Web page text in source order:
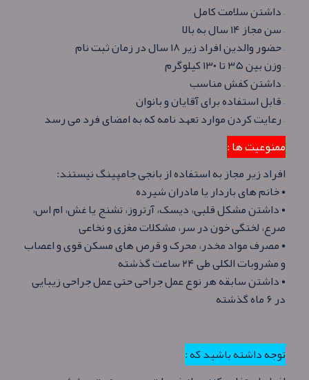
– داشتن سلامت کامل
– سن مجاز ۱۴ سال به بالا
– حضور والدین افراد زیر ۱۸ سال در زمان ثبت نام
– وزن بین ۳۵ تا ۱۳۰ کیلوگرم
– داشتن کفش مناسب
– قابل استفاده برای آقایان و بانوان
– رعایت کردن موارد تعهد نامه که به امضای فرد می رسد
ممنوعیت ها :
افراد زیر مجاز به استفاده از بانجی جامپینگ نیستند:
• خانم های باردار یا مادران شیرده
• داشتن مشکل قلبی، دیسک، آرتروز، تشنج یا غش، ام اس،
صرع، لختگی خون در سر، مشکلات مغزی و نخاعی
• مصرف مواد مخدر، محرک و قرص های مسکن قوی و اعصاب
و مشروبات الکلی طی ۲۴ ساعت گذشته
• داشتن سابقه هر نوع عمل جراحی حتی عمل جراحی زیبایی
در ۶ ماه گذشته
توجه داشته باشید که :